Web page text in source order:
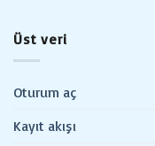
Üst veri
Oturum aç
Kayıt akışı